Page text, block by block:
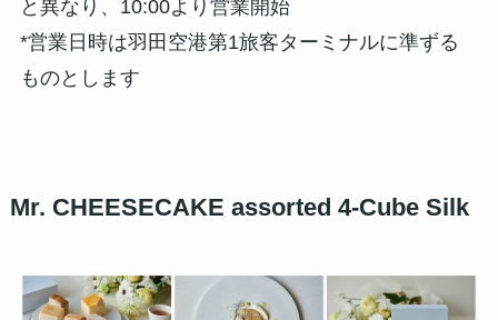
と異なり、10:00より営業開始
*営業日時は羽田空港第1旅客ターミナルに準ずる
ものとします
Mr. CHEESECAKE assorted 4-Cube Silk